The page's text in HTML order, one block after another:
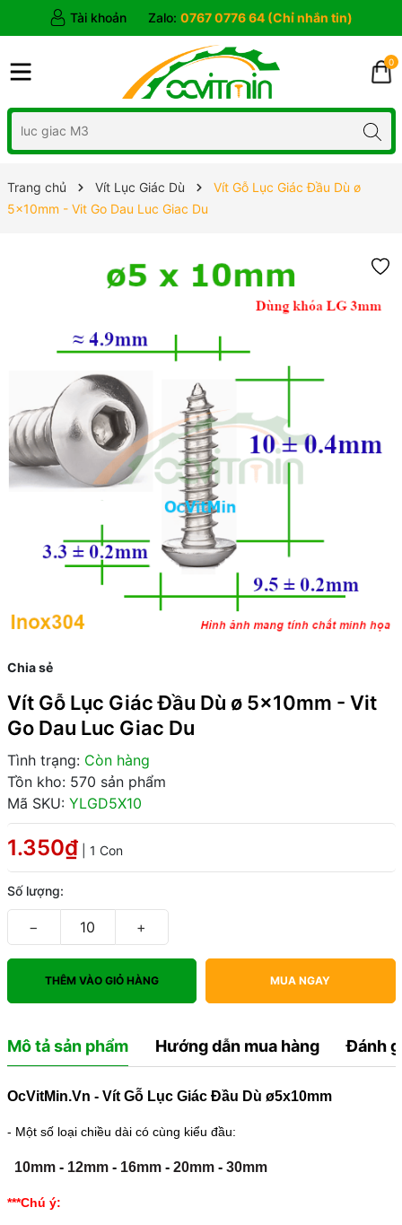
Tài khoản Zalo: 0767 0776 64 (Chỉ nhắn tin)
0
Trang chủ Vít Lục Giác Dù
Vít Gỗ Lục Giác Đầu Dù ø
5x10mm - Vit Go Dau Luc Giac Du
Chia sẻ
Vít Gỗ Lục Giác Đầu Dù ø 5x10mm - Vit
Go Dau Luc Giac Du
Tình trạng: Còn hàng
Tồn kho: 570 sản phẩm
Mã SKU: YLGD5X10
1.350₫ | 1 Con
Số lượng:
− +
THÊM VÀO GIỎ HÀNG MUA NGAY
Mô tả sản phẩm Hướng dẫn mua hàng Đánh
OcVitMin.Vn - Vít Gỗ Lục Giác Đầu Dù ø5x10mm
- Một số loại chiều dài có cùng kiểu đầu:
10mm- 12mm- 16mm- 20mm- 30mm
***Chú ý: